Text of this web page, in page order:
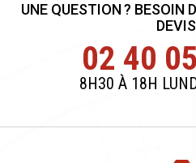
UNE QUESTION ? BESOIN
02 40
8H30 À 18H